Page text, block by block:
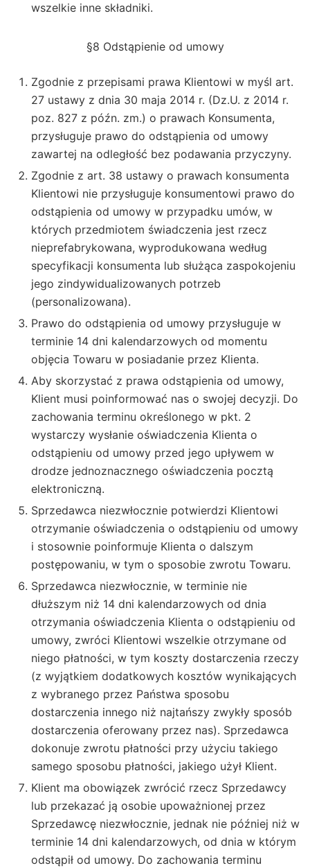
wszelkie inne składniki.
§8 Odstąpienie od umowy
Zgodnie z przepisami prawa Klientowi w myśl art.
27 ustawy z dnia 30 maja 2014 r. (Dz.U. z 2014 r.
poz. 827 z późn. zm.) o prawach Konsumenta,
przysługuje prawo do odstąpienia od umowy
zawartej na odległość bez podawania przyczyny.
Zgodnie z art. 38 ustawy o prawach konsumenta
Klientowi nie przysługuje konsumentowi prawo do
odstąpienia od umowy w przypadku umów, w
których przedmiotem świadczenia jest rzecz
nieprefabrykowana, wyprodukowana według
specyfikacji konsumenta lub służąca zaspokojeniu
jego zindywidualizowanych potrzeb
(personalizowana).
Prawo do odstąpienia od umowy przysługuje w
terminie 14 dni kalendarzowych od momentu
objęcia Towaru w posiadanie przez Klienta.
Aby skorzystać z prawa odstąpienia od umowy,
Klient musi poinformować nas o swojej decyzji. Do
zachowania terminu określonego w pkt. 2
wystarczy wysłanie oświadczenia Klienta o
odstąpieniu od umowy przed jego upływem w
drodze jednoznacznego oświadczenia pocztą
elektroniczną.
Sprzedawca niezwłocznie potwierdzi Klientowi
otrzymanie oświadczenia o odstąpieniu od umowy
i stosownie poinformuje Klienta o dalszym
postępowaniu, w tym o sposobie zwrotu Towaru.
Sprzedawca niezwłocznie, w terminie nie
dłuższym niż 14 dni kalendarzowych od dnia
otrzymania oświadczenia Klienta o odstąpieniu od
umowy, zwróci Klientowi wszelkie otrzymane od
niego płatności, w tym koszty dostarczenia rzeczy
(z wyjątkiem dodatkowych kosztów wynikających
z wybranego przez Państwa sposobu
dostarczenia innego niż najtańszy zwykły sposób
dostarczenia oferowany przez nas). Sprzedawca
dokonuje zwrotu płatności przy użyciu takiego
samego sposobu płatności, jakiego użył Klient.
Klient ma obowiązek zwrócić rzecz Sprzedawcy
lub przekazać ją osobie upoważnionej przez
Sprzedawcę niezwłocznie, jednak nie później niż w
terminie 14 dni kalendarzowych, od dnia w którym
odstąpił od umowy. Do zachowania terminu